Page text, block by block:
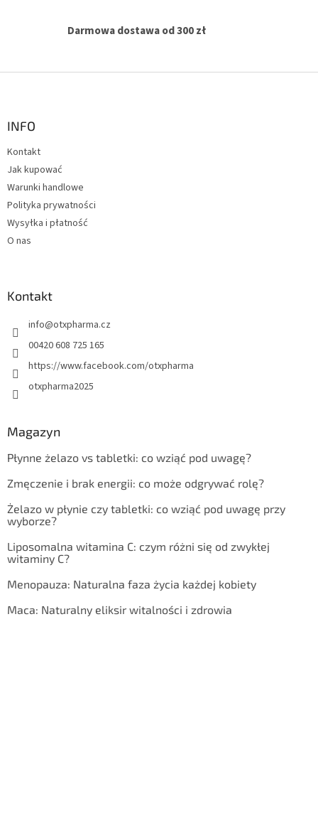
y
Darmowa dostawa od 300 zł
INFO
Kontakt
Jak kupować
Warunki handlowe
Polityka prywatności
Wysyłka i płatność
O nas
Kontakt
info@otxpharma.cz
00420 608 725 165
https://www.facebook.com/otxpharma
otxpharma2025
Magazyn
Płynne żelazo vs tabletki: co wziąć pod uwagę?
Zmęczenie i brak energii: co może odgrywać rolę?
Żelazo w płynie czy tabletki: co wziąć pod uwagę przy
wyborze?
Liposomalna witamina C: czym różni się od zwykłej
witaminy C?
Menopauza: Naturalna faza życia każdej kobiety
Maca: Naturalny eliksir witalności i zdrowia